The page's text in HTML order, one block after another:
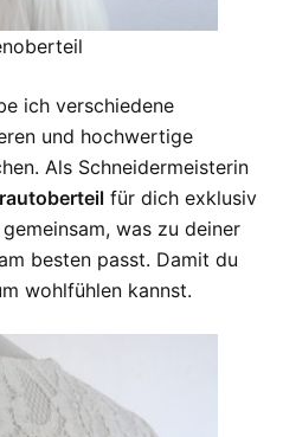
ich verschiedene
und hochwertige
Als Schneidermeisterin
für dich exklusiv
was zu deiner
besten passt. Damit du
wohlfühlen kannst.